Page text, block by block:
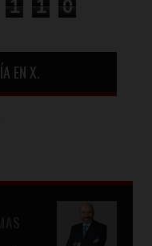
1 1 0
EN X.